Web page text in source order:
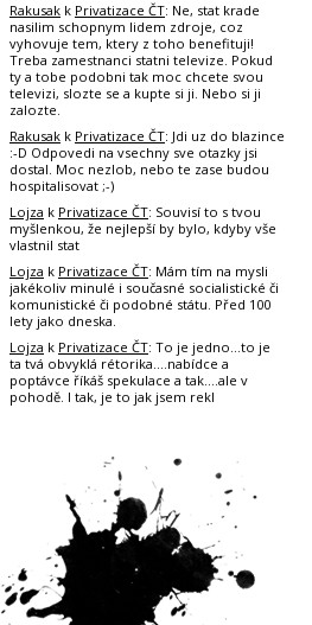
Rakusak k Privatizace ČT: Ne, stat krade
nasilim schopnym lidem zdroje, coz
vyhovuje tem, ktery z toho benefituji!
Treba zamestnanci statni televize. Pokud
ty a tobe podobni tak moc chcete svou
televizi, slozte se a kupte si ji. Nebo si ji
zalozte.
Rakusak k Privatizace ČT: Jdi uz do blazince
:-D Odpovedi na vsechny sve otazky jsi
dostal. Moc nezlob, nebo te zase budou
hospitalisovat ;-)
Lojza k Privatizace ČT: Souvisí to s tvou
myšlenkou, že nejlepší by bylo, kdyby vše
vlastnil stat
Lojza k Privatizace ČT: Mám tím na mysli
jakékoliv minulé i současné socialistické či
komunistické či podobné státu. Před 100
lety jako dneska.
Lojza k Privatizace ČT: To je jedno...to je
ta tvá obvyklá rétorika....nabídce a
poptávce říkáš spekulace a tak....ale v
pohodě. I tak, je to jak jsem rekl